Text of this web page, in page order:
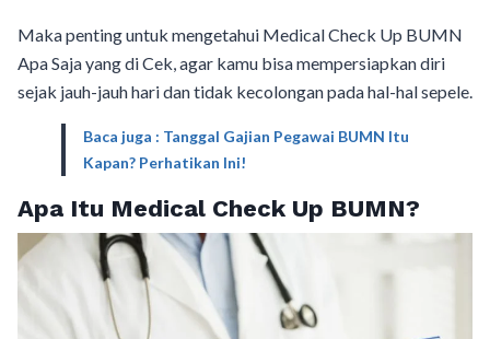
Maka penting untuk mengetahui Medical Check Up BUMN
Apa Saja yang di Cek, agar kamu bisa mempersiapkan diri
sejak jauh-jauh hari dan tidak kecolongan pada hal-hal sepele.
Baca juga : Tanggal Gajian Pegawai BUMN Itu
Kapan? Perhatikan Ini!
Apa Itu Medical Check Up BUMN?